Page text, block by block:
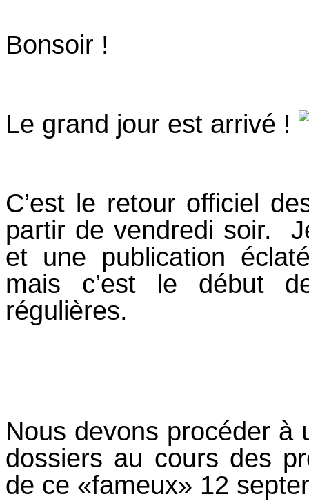
Bonsoir !
Le grand jour est arrivé !
C’est le retour officiel
partir de vendredi soir.
et une publication
mais c’est le début
régulières.
Nous devons procéder à
dossiers au cours des
de ce «fameux» 12